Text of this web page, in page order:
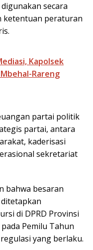
secara
ketentuan peraturan
Kapolsek
Rareng
partai politik
partai, antara
kaderisasi
sekretariat
bahwa besaran
di DPRD Provinsi
Pemilu Tahun
yang berlaku.